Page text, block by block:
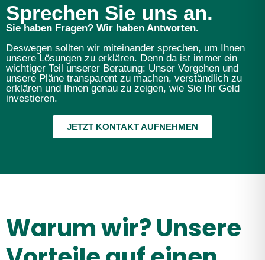
Sprechen Sie uns an.
Sie haben Fragen? Wir haben Antworten.
Deswegen sollten wir miteinander sprechen, um Ihnen
unsere Lösungen zu erklären. Denn da ist immer ein
wichtiger Teil unserer Beratung: Unser Vorgehen und
unsere Pläne transparent zu machen, verständlich zu
erklären und Ihnen genau zu zeigen, wie Sie Ihr Geld
investieren.
JETZT KONTAKT AUFNEHMEN
Warum wir? Unsere